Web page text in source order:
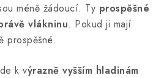
méně žádoucí. Ty prospěšné
vlákninu. Pokud ji mají
prospěšné.
k výrazně vyšším hladinám